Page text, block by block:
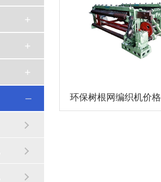
环保树根网编织机价格